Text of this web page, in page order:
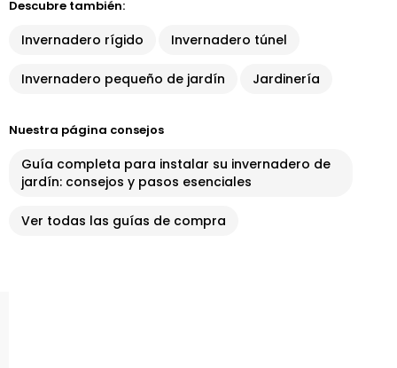
Descubre también:
Invernadero rígido Invernadero túnel
Invernadero pequeño de jardín Jardinería
Nuestra página consejos
Guía completa para instalar su invernadero de
jardín: consejos y pasos esenciales
Ver todas las guías de compra